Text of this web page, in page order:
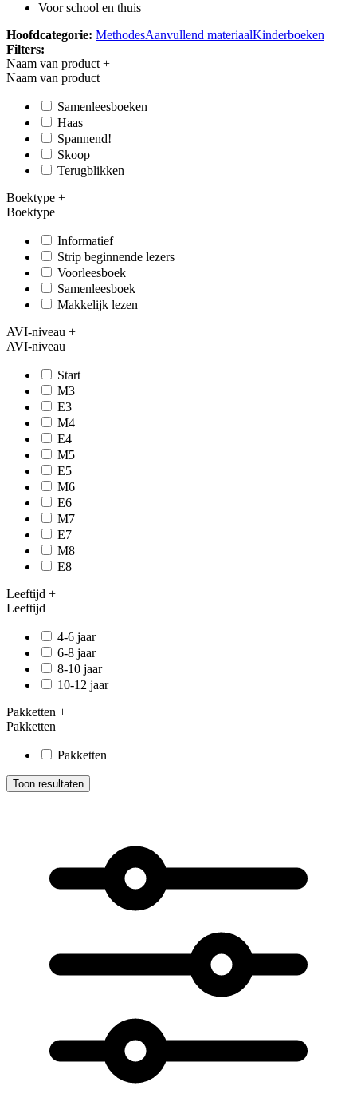
Voor school en thuis
Hoofdcategorie: MethodesAanvullend materiaalKinderboeken
Filters:
Naam van product +
Naam van product
Samenleesboeken
Haas
Spannend!
Skoop
Terugblikken
Boektype +
Boektype
Informatief
Strip beginnende lezers
Voorleesboek
Samenleesboek
Makkelijk lezen
AVI-niveau +
AVI-niveau
Start
M3
E3
M4
E4
M5
E5
M6
E6
M7
E7
M8
E8
Leeftijd +
Leeftijd
4-6 jaar
6-8 jaar
8-10 jaar
10-12 jaar
Pakketten +
Pakketten
Pakketten
Toon resultaten